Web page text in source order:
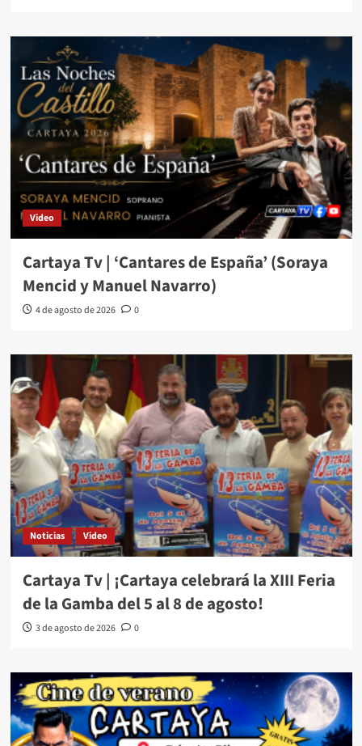
Video
Cartaya Tv | ‘Cantares de España’ (Soraya
Mencid y Manuel Navarro)
4 de agosto de 2026 0
Noticias Video
Cartaya Tv | ¡Cartaya celebrará la XIII Feria
de la Gamba del 5 al 8 de agosto!
3 de agosto de 2026 0